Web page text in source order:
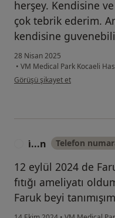
herşey. Kendisine
çok tebrik ederim.
kendisine
28 Nisan 2025
• VM Medical Park Kocaeli
kullanıcının görüşüne göre yu...n
Görüşü şikayet et
i̇...n Telefon
12 eylül 2024 de
fıtığı ameliyatı
Faruk beyi tanımışım